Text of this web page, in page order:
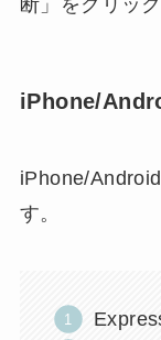
断」をクリッ
iPhone/
iPhone/
す。